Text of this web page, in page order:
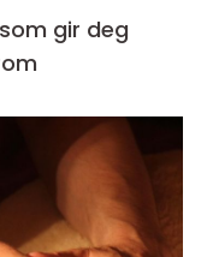
gir deg